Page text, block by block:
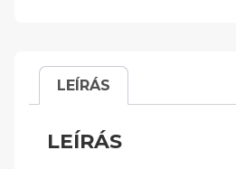
LEÍRÁS
LEÍRÁS